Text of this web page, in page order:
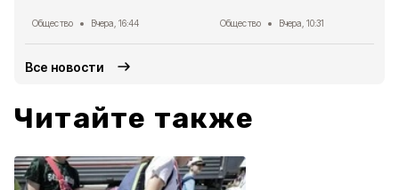
Общество Вчера, 16:44 Общество Вчера, 10:31
Все новости
Читайте также